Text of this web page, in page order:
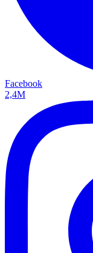
Facebook
2,4M